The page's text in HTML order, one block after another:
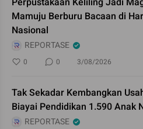
Mamuju Berburu Bacaan di
Nasional
REPORTASE
0 0 3/08/2026
Tak Sekadar Kembangkan
Biayai Pendidikan 1.590 Anak
REPORTASE